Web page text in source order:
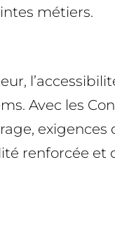
métiers.
Avec les
exigences
renforcée et